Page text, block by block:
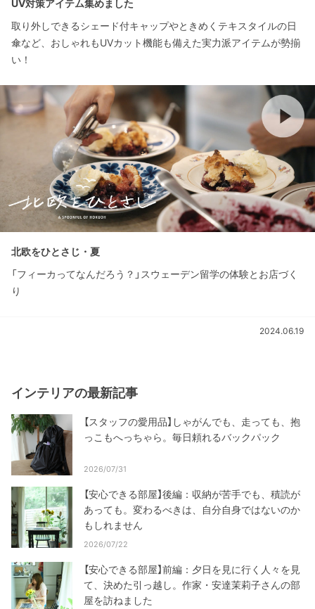
UV対策アイテム集めました
取り外しできるシェード付キャップやときめくテキスタイルの日
傘など、おしゃれもUVカット機能も備えた実力派アイテムが勢揃
い！
北欧をひとさじ・夏
「フィーカってなんだろう？」スウェーデン留学の体験とお店づく
り
2024.06.19
インテリアの最新記事
【スタッフの愛用品】しゃがんでも、走っても、抱
っこもへっちゃら。毎日頼れるバックパック
2026/07/31
【安心できる部屋】後編：収納が苦手でも、積読が
あっても。変わるべきは、自分自身ではないのか
もしれません
2026/07/22
【安心できる部屋】前編：夕日を見に行く人々を見
て、決めた引っ越し。作家・安達茉莉子さんの部
屋を訪ねました